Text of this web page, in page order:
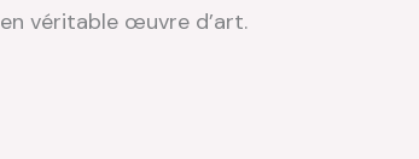
en véritable œuvre d’art.